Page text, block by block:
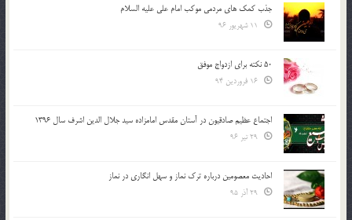
جذب کمک های مردمی موکب امام علی علیه السلام
50 نکته برای ازدواج موفق
اجتماع عظیم صادقیون در آستان مقدس امامزاده سید جلال الدین اشرف سال 1396
احادیث معصومین درباره ترک نماز و سهل انگاری در نماز